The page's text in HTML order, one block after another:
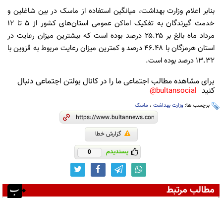
بنابر اعلام وزارت بهداشت، میانگین استفاده از ماسک در بین شاغلین و
خدمت گیرندگان به تفکیک اماکن عمومی استان‌های کشور از ۵ تا ۱۲
مرداد ماه بالغ بر ۲۵.۲۵ درصد بوده است که بیشترین میزان رعایت در
استان هرمزگان با ۴۶.۴۸ درصد و کمترین میزان رعایت مربوط به قزوین با
۱۳.۳۲ درصد بوده است.
برای مشاهده مطالب اجتماعی ما را در کانال بولتن اجتماعی دنبال
کنید bultansocial@
برچسب ها: وزارت بهداشت ، ماسک
گزارش خطا
پسندیدم 0
مطالب مرتبط